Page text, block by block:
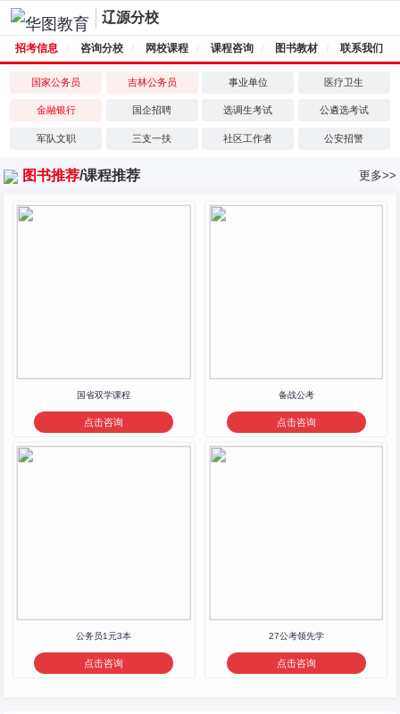
辽源分校
招考信息 咨询分校 网校课程 课程咨询 图书教材 联系我们
国家公务员 吉林公务员 事业单位 医疗卫生
金融银行 国企招聘 选调生考试 公遴选考试
军队文职 三支一扶 社区工作者 公安招警
图书推荐/课程推荐 更多>>
国省双学课程
点击咨询
备战公考
点击咨询
公务员1元3本
点击咨询
27公考领先学
点击咨询